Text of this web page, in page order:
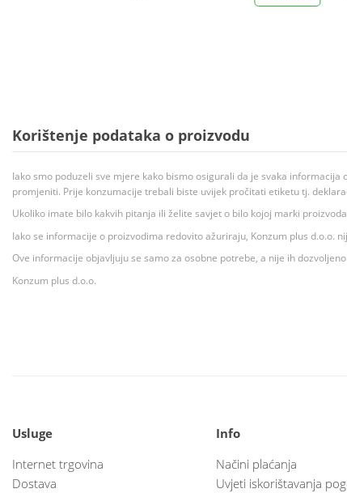
Korištenje podataka o proizvodu
Iako smo poduzeli sve mjere kako bismo osigurali da je svaka
promjeniti. Prije konzumacije trebali biste uvijek pročitati etiketu tj.
Ukoliko imate bilo kakvih pitanja ili želite savjet o bilo kojoj marki
Iako se informacije o proizvodima redovito ažuriraju, Konzum plus d.o.o.
Ove informacije objavljuju se samo za osobne potrebe, a nije ih
Konzum plus d.o.o.
Usluge
Internet trgovina
Dostava
Info
Načini plaćanja
Uvjeti iskorištavanja